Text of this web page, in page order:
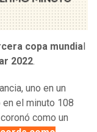
copa mundia
2022.
uno en un
el minuto 108
como un